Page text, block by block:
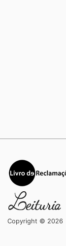
Copyright © 2026